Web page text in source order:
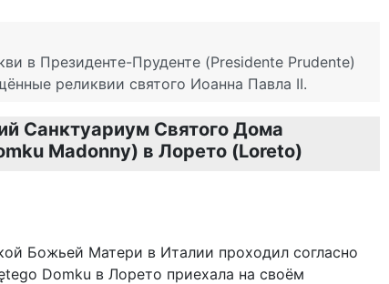
в Президенте-Пруденте (Presidente Prudente)
реликвии святого Иоанна Павла II.
Санктуариум Святого Дома
Madonny) в Лорето (Loreto)
Божьей Матери в Италии проходил согласно
Domku в Лорето приехала на своём